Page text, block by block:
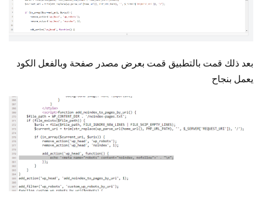
بعد ذلك قمت بالتطبيق قمت بعرض مصدر صفحة وبالفعل الكود
يعمل بنجاح